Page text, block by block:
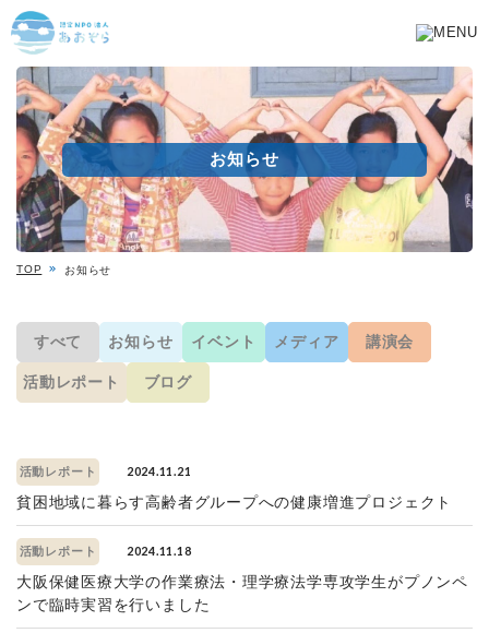
お知らせ
TOP お知らせ
すべて お知らせ イベント メディア 講演会
活動レポート ブログ
活動レポート 2024.11.21
貧困地域に暮らす高齢者グループへの健康増進プロジェクト
活動レポート 2024.11.18
大阪保健医療大学の作業療法・理学療法学専攻学生がプノンペ
ンで臨時実習を行いました